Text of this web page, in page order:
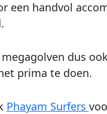
een handvol
dus
prima te doen.
Phayam Surfers